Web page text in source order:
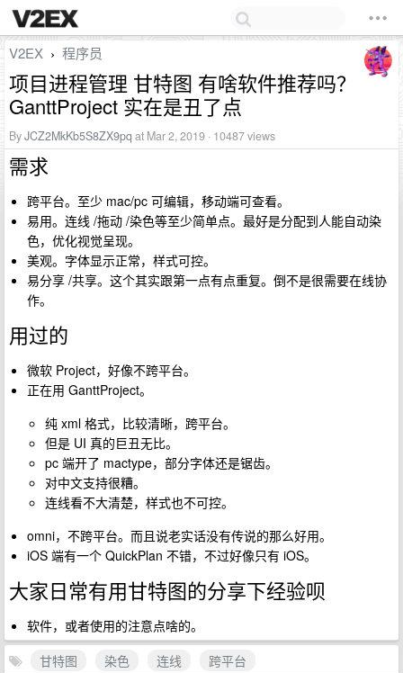
V2EX › 程序员
项目进程管理 甘特图 有啥软件推荐吗？
GanttProject 实在是丑了点
ByJCZ2MkKb5S8ZX9pq at Mar 2, 2019 · 10487 views
需求
跨平台。至少 mac/pc 可编辑，移动端可查看。
易用。连线 /拖动 /染色等至少简单点。最好是分配到人能自动染
色，优化视觉呈现。
美观。字体显示正常，样式可控。
易分享 /共享。这个其实跟第一点有点重复。倒不是很需要在线协
作。
用过的
微软 Project，好像不跨平台。
正在用 GanttProject。
纯 xml 格式，比较清晰，跨平台。
但是 UI 真的巨丑无比。
pc 端开了 mactype，部分字体还是锯齿。
对中文支持很糟。
连线看不大清楚，样式也不可控。
omni，不跨平台。而且说老实话没有传说的那么好用。
iOS 端有一个 QuickPlan 不错，不过好像只有 iOS。
大家日常有用甘特图的分享下经验呗
软件，或者使用的注意点啥的。
甘特图
染色 连线
跨平台